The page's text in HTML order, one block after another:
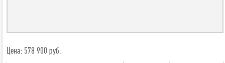
Цена: 578 900 руб.